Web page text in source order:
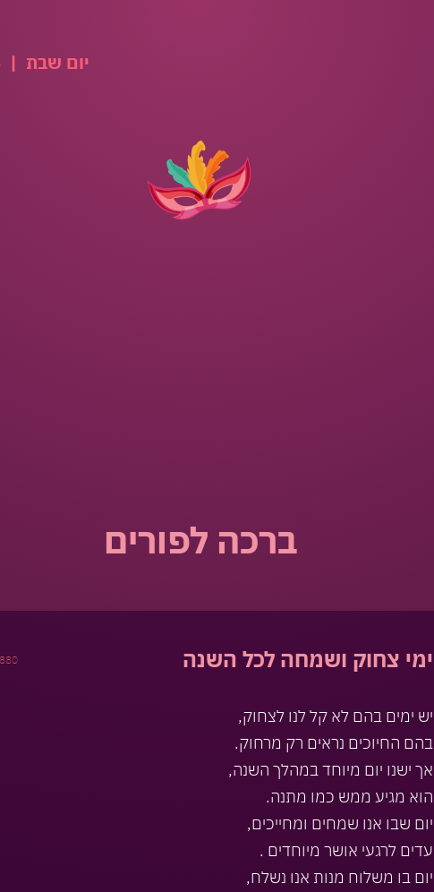
יום שבת |
ברכה לפורים
ימי צחוק ושמחה לכל השנה
יש ימים בהם לא קל לנו לצחוק,
בהם החיוכים נראים רק מרחוק.
אך ישנו יום מיוחד במהלך השנה,
הוא מגיע ממש כמו מתנה.
יום שבו אנו שמחים ומחייכים,
עדים לרגעי אושר מיוחדים .
יום בו משלוח מנות אנו נשלח,